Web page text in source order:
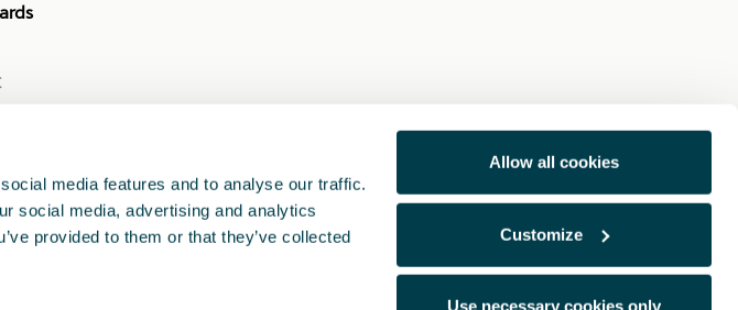
media features and to analyse our traffic.
social media, advertising and analytics
provided to them or that they’ve collected
Allow all cookies
Customize
Use necessary cookies only